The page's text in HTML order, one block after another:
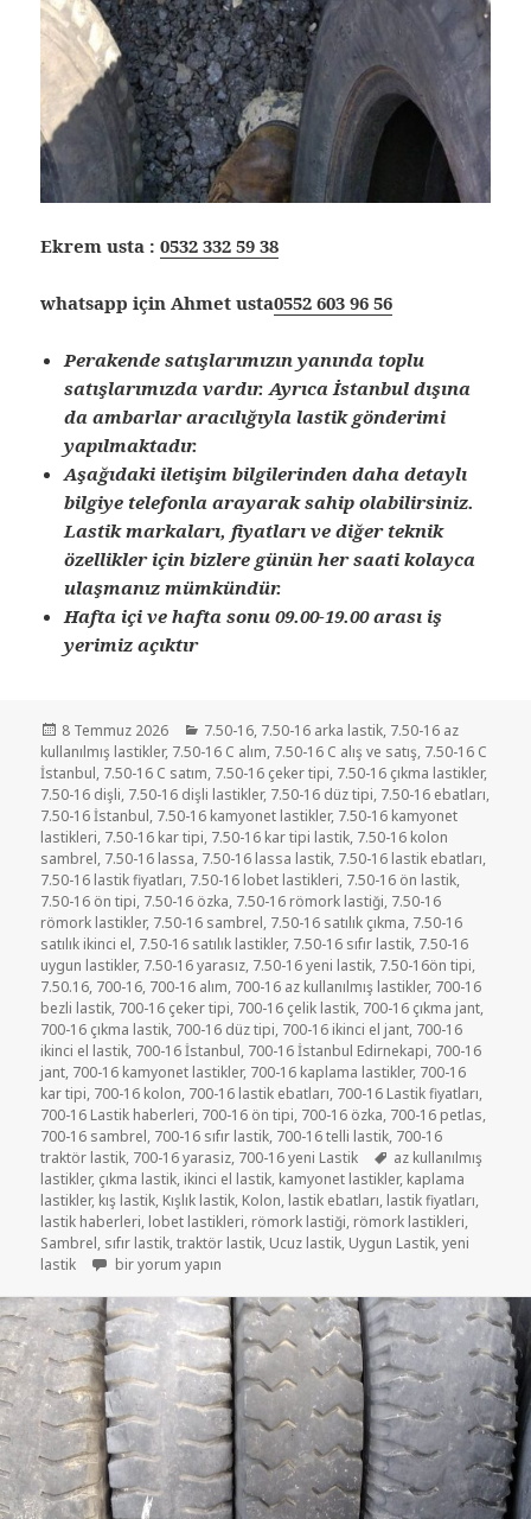
Ekrem usta :0532 332 59 38
whatsapp için Ahmet usta0552 603 96 56
Perakende satışlarımızın yanında toplu
satışlarımızda vardır. Ayrıca İstanbul dışına
da ambarlar aracılığıyla lastik gönderimi
yapılmaktadır.
Aşağıdaki iletişim bilgilerinden daha detaylı
bilgiye telefonla arayarak sahip olabilirsiniz.
Lastik markaları, fiyatları ve diğer teknik
özellikler için bizlere günün her saati kolayca
ulaşmanız mümkündür.
Hafta içi ve hafta sonu 09.00-19.00 arası iş
yerimiz açıktır
Yayın
tarihi
8 Temmuz 2026 Kategoriler
7.50-16, 7.50-16 arka lastik, 7.50-16 az
kullanılmış lastikler, 7.50-16 C alım, 7.50-16 C alış ve satış, 7.50-16 C
İstanbul, 7.50-16 C satım, 7.50-16 çeker tipi, 7.50-16 çıkma lastikler,
7.50-16 dişli, 7.50-16 dişli lastikler, 7.50-16 düz tipi, 7.50-16 ebatları,
7.50-16 İstanbul, 7.50-16 kamyonet lastikler, 7.50-16 kamyonet
lastikleri, 7.50-16 kar tipi, 7.50-16 kar tipi lastik, 7.50-16 kolon
sambrel, 7.50-16 lassa, 7.50-16 lassa lastik, 7.50-16 lastik ebatları,
7.50-16 lastik fiyatları, 7.50-16 lobet lastikleri, 7.50-16 ön lastik,
7.50-16 ön tipi, 7.50-16 özka, 7.50-16 römork lastiği, 7.50-16
römork lastikler, 7.50-16 sambrel, 7.50-16 satılık çıkma, 7.50-16
satılık ikinci el, 7.50-16 satılık lastikler, 7.50-16 sıfır lastik, 7.50-16
uygun lastikler, 7.50-16 yarasız, 7.50-16 yeni lastik, 7.50-16ön tipi,
7.50.16, 700-16, 700-16 alım, 700-16 az kullanılmış lastikler, 700-16
bezli lastik, 700-16 çeker tipi, 700-16 çelik lastik, 700-16 çıkma jant,
700-16 çıkma lastik, 700-16 düz tipi, 700-16 ikinci el jant, 700-16
ikinci el lastik, 700-16 İstanbul, 700-16 İstanbul Edirnekapi, 700-16
jant, 700-16 kamyonet lastikler, 700-16 kaplama lastikler, 700-16
kar tipi, 700-16 kolon, 700-16 lastik ebatları, 700-16 Lastik fiyatları,
700-16 Lastik haberleri, 700-16 ön tipi, 700-16 özka, 700-16 petlas,
700-16 sambrel, 700-16 sıfır lastik, 700-16 telli lastik, 700-16
traktör lastik, 700-16 yarasiz, 700-16 yeni Lastik Etiketler
az kullanılmış
lastikler, çıkma lastik, ikinci el lastik, kamyonet lastikler, kaplama
lastikler, kış lastik, Kışlık lastik, Kolon, lastik ebatları, lastik fiyatları,
lastik haberleri, lobet lastikleri, römork lastiği, römork lastikleri,
Sambrel, sıfır lastik,traktör lastik, Ucuz lastik, Uygun Lastik,yeni
lastik
7-50R16 ÇIKMA KAMYONET LASTİKLER için
bir yorum yapın